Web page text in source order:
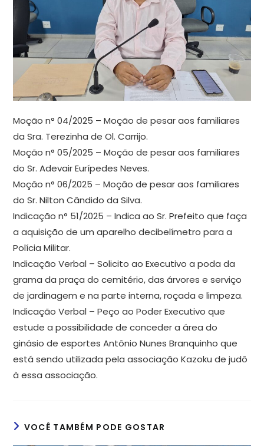
Moção n° 04/2025 – Moção de pesar aos familiares
da Sra. Terezinha de Ol. Carrijo.
Moção n° 05/2025 – Moção de pesar aos familiares
do Sr. Adevair Eurípedes Neves.
Moção n° 06/2025 – Moção de pesar aos familiares
do Sr. Nilton Cândido da Silva.
Indicação n° 51/2025 – Indica ao Sr. Prefeito que faça
a aquisição de um aparelho decibelímetro para a
Polícia Militar.
Indicação Verbal – Solicito ao Executivo a poda da
grama da praça do cemitério, das árvores e serviço
de jardinagem e na parte interna, roçada e limpeza.
Indicação Verbal – Peço ao Poder Executivo que
estude a possibilidade de conceder a área do
ginásio de esportes Antônio Nunes Branquinho que
está sendo utilizada pela associação Kazoku de judô
à essa associação.
VOCÊ TAMBÉM PODE GOSTAR